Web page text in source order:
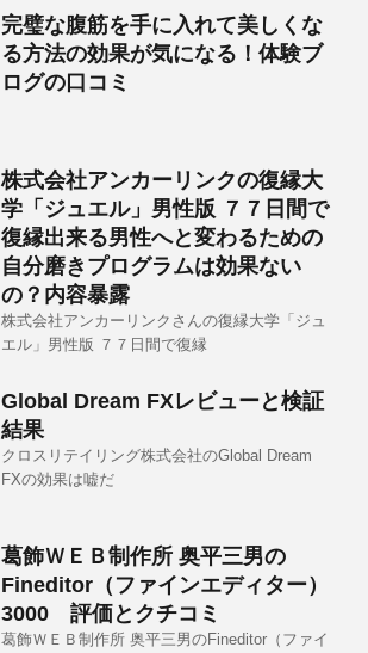
完璧な腹筋を手に入れて美しくな
る方法の効果が気になる！体験ブ
ログの口コミ
株式会社アンカーリンクの復縁大
学「ジュエル」男性版 ７７日間で
復縁出来る男性へと変わるための
自分磨きプログラムは効果ない
の？内容暴露
株式会社アンカーリンクさんの復縁大学「ジュ
エル」男性版 ７７日間で復縁
Global Dream FXレビューと検証
結果
クロスリテイリング株式会社のGlobal Dream
FXの効果は嘘だ
葛飾ＷＥＢ制作所 奥平三男の
Fineditor（ファインエディター）
3000 評価とクチコミ
葛飾ＷＥＢ制作所 奥平三男のFineditor（ファイ